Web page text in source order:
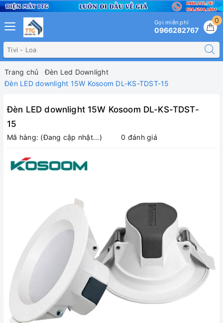
0
Gọi miễn phí
0966282767
Trang chủ
Đèn Led Downlight
Đèn LED downlight 15W Kosoom DL-KS-TDST-15
Đèn LED downlight 15W Kosoom DL-KS-TDST-
15
Mã hàng: (Đang cập nhật...) 0 đánh giá